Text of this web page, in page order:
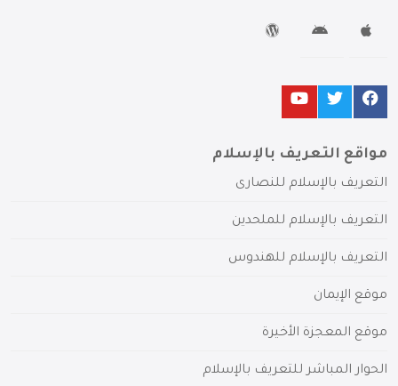
مواقع التعريف بالإسلام
التعريف بالإسلام للنصارى
التعريف بالإسلام للملحدين
التعريف بالإسلام للهندوس
موقع الإيمان
موقع المعجزة الأخيرة
الحوار المباشر للتعريف بالإسلام